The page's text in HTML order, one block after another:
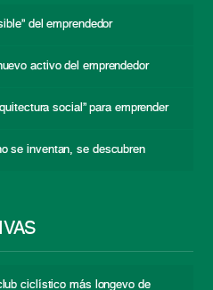
del emprendedor
activo del emprendedor
social” para emprender
se inventan, se descubren
ciclístico más longevo de